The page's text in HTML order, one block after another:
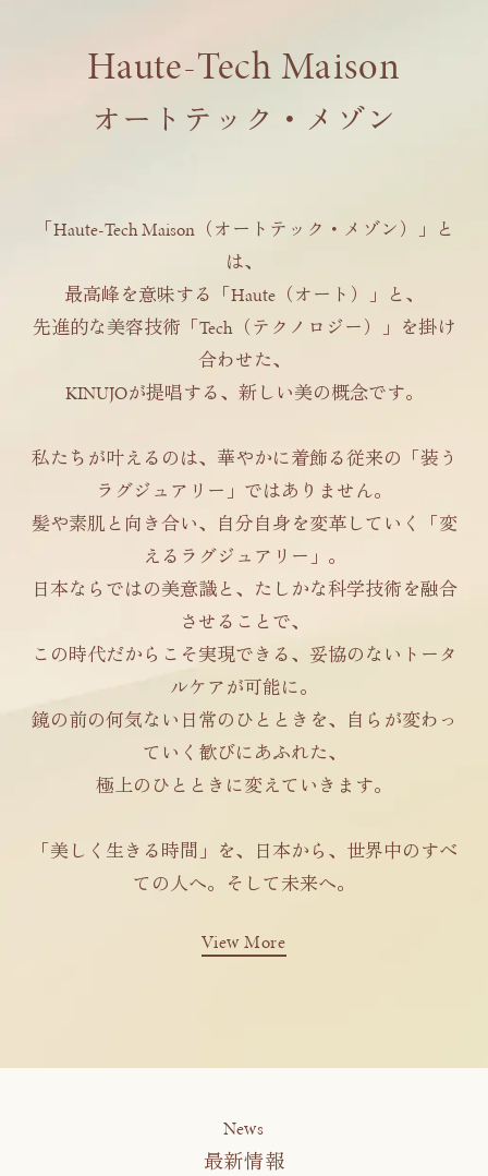
Haute-Tech Maison
オートテック・メゾン
「Haute-Tech Maison（オートテック・メゾン）」と
は、
最高峰を意味する「Haute（オート）」と、
先進的な美容技術「Tech（テクノロジー）」を掛け
合わせた、
KINUJOが提唱する、新しい美の概念です。
私たちが叶えるのは、華やかに着飾る従来の「装う
ラグジュアリー」ではありません。
髪や素肌と向き合い、自分自身を変革していく「変
えるラグジュアリー」。
日本ならではの美意識と、たしかな科学技術を融合
させることで、
この時代だからこそ実現できる、妥協のないトータ
ルケアが可能に。
鏡の前の何気ない日常のひとときを、自らが変わっ
ていく歓びにあふれた、
極上のひとときに変えていきます。
「美しく生きる時間」を、日本から、世界中のすべ
ての人へ。そして未来へ。
View More
News
最新情報